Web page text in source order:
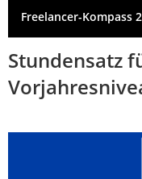
Freelancer-Kompass
Stundensatz